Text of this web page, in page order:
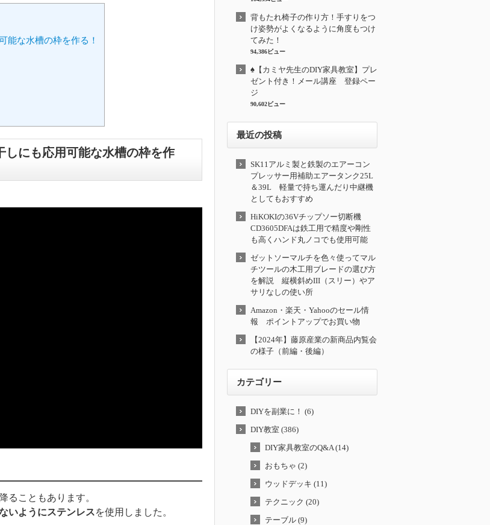
能な水槽の枠を作る！
にも応用可能な水槽の枠を作
ることもあります。
いようにステンレスを使用しました。
背もたれ椅子の作り方！手すりをつ
け姿勢がよくなるように角度もつけ
てみた！
94,386ビュー
♠【カミヤ先生のDIY家具教室】プレ
ゼント付き！メール講座 登録ペー
ジ
90,602ビュー
最近の投稿
SK11アルミ製と鉄製のエアーコン
プレッサー用補助エアータンク25L
＆39L 軽量で持ち運んだり中継機
としてもおすすめ
HiKOKIの36Vチップソー切断機
CD3605DFAは鉄工用で精度や剛性
も高くハンド丸ノコでも使用可能
ゼットソーマルチを色々使ってマル
チツールの木工用ブレードの選び方
を解説 縦横斜めIII（スリー）やア
サリなしの使い所
Amazon・楽天・Yahooのセール情
報 ポイントアップでお買い物
【2024年】藤原産業の新商品内覧会
の様子（前編・後編）
カテゴリー
DIYを副業に！ (6)
DIY教室 (386)
DIY家具教室のQ&A (14)
おもちゃ (2)
ウッドデッキ (11)
テクニック (20)
テーブル (9)